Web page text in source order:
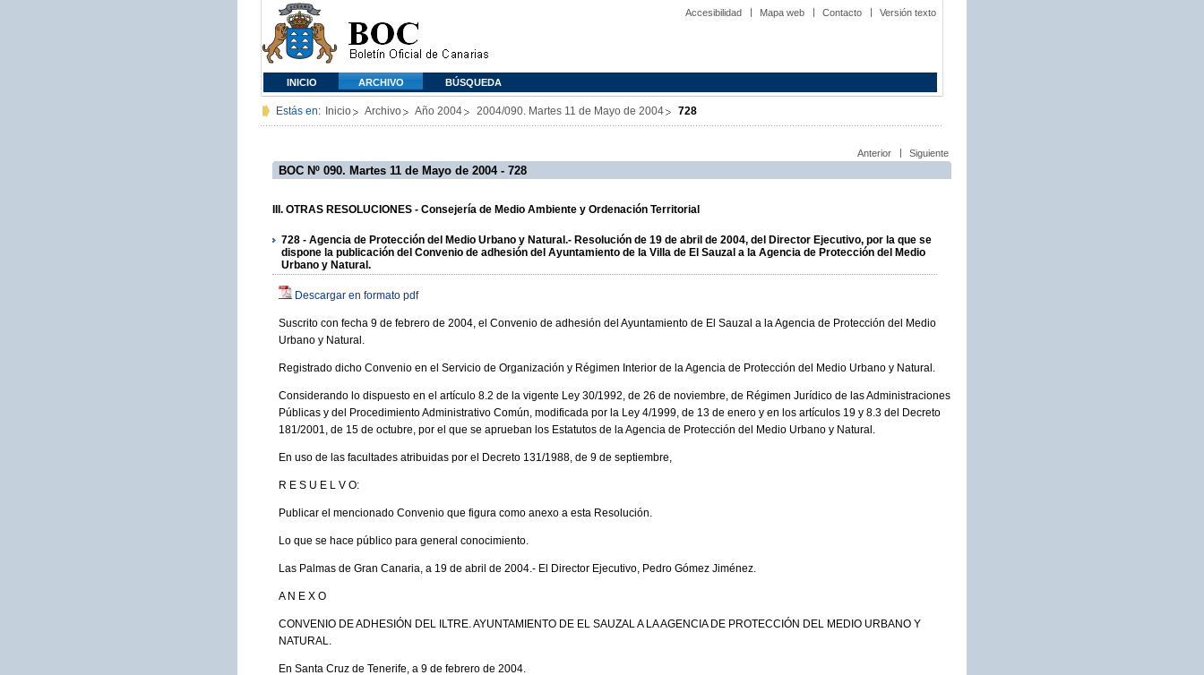
Accesibilidad Mapa web Contacto Versión texto
INICIO ARCHIVO BÚSQUEDA
Estás en: Inicio Archivo Año 2004 2004/090. Martes 11 de Mayo de 2004 728
Anterior Siguiente
BOC Nº 090. Martes 11 de Mayo de 2004 - 728
III. OTRAS RESOLUCIONES - Consejería de Medio Ambiente y Ordenación Territorial
728 - Agencia de Protección del Medio Urbano y Natural.- Resolución de 19 de abril de 2004, del Director Ejecutivo, por la que se
dispone la publicación del Convenio de adhesión del Ayuntamiento de la Villa de El Sauzal a la Agencia de Protección del Medio
Urbano y Natural.
Descargar en formato pdf
Suscrito con fecha 9 de febrero de 2004, el Convenio de adhesión del Ayuntamiento de El Sauzal a la Agencia de Protección del Medio
Urbano y Natural.
Registrado dicho Convenio en el Servicio de Organización y Régimen Interior de la Agencia de Protección del Medio Urbano y Natural.
Considerando lo dispuesto en el artículo 8.2 de la vigente Ley 30/1992, de 26 de noviembre, de Régimen Jurídico de las Administraciones
Públicas y del Procedimiento Administrativo Común, modificada por la Ley 4/1999, de 13 de enero y en los artículos 19 y 8.3 del Decreto
181/2001, de 15 de octubre, por el que se aprueban los Estatutos de la Agencia de Protección del Medio Urbano y Natural.
En uso de las facultades atribuidas por el Decreto 131/1988, de 9 de septiembre,
R E S U E L V O:
Publicar el mencionado Convenio que figura como anexo a esta Resolución.
Lo que se hace público para general conocimiento.
Las Palmas de Gran Canaria, a 19 de abril de 2004.- El Director Ejecutivo, Pedro Gómez Jiménez.
A N E X O
CONVENIO DE ADHESIÓN DEL ILTRE. AYUNTAMIENTO DE EL SAUZAL A LA AGENCIA DE PROTECCIÓN DEL MEDIO URBANO Y
NATURAL.
En Santa Cruz de Tenerife, a 9 de febrero de 2004.